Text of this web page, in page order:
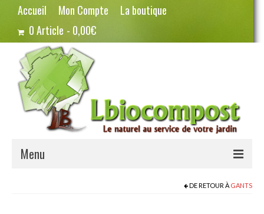
Accueil Mon Compte
La boutique
0 Article
0,00€
Menu
DE RETOUR À GANTS